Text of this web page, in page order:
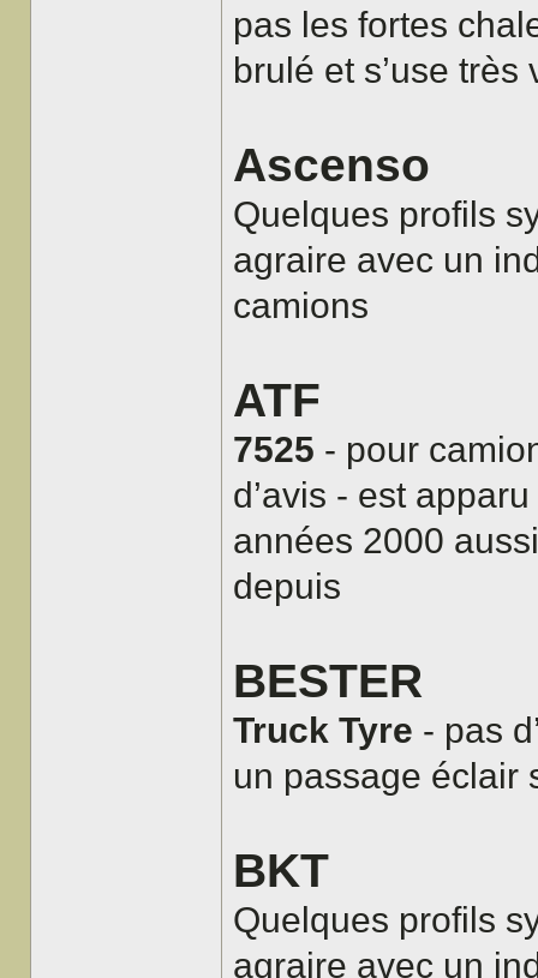
pas les fortes
brulé et s’use
Ascenso
Quelques profils
agraire avec un
camions
ATF
7525 - pour
d’avis - est
années 2000
depuis
BESTER
Truck Tyre - pas
un passage éclair
BKT
Quelques profils
agraire avec un